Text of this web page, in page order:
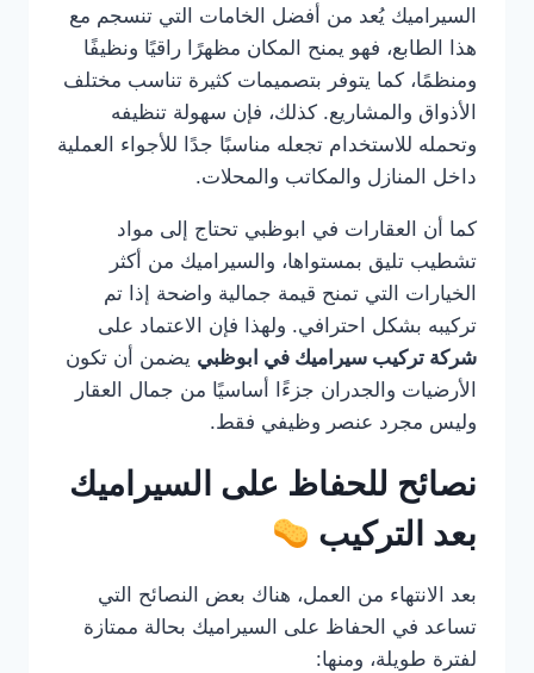
السيراميك يُعد من أفضل الخامات التي تنسجم مع
هذا الطابع، فهو يمنح المكان مظهرًا راقيًا ونظيفًا
ومنظمًا، كما يتوفر بتصميمات كثيرة تناسب مختلف
الأذواق والمشاريع. كذلك، فإن سهولة تنظيفه
وتحمله للاستخدام تجعله مناسبًا جدًا للأجواء العملية
داخل المنازل والمكاتب والمحلات.
كما أن العقارات في ابوظبي تحتاج إلى مواد
تشطيب تليق بمستواها، والسيراميك من أكثر
الخيارات التي تمنح قيمة جمالية واضحة إذا تم
تركيبه بشكل احترافي. ولهذا فإن الاعتماد على
شركة تركيب سيراميك في ابوظبي يضمن أن تكون
الأرضيات والجدران جزءًا أساسيًا من جمال العقار
وليس مجرد عنصر وظيفي فقط.
نصائح للحفاظ على السيراميك
بعد التركيب
بعد الانتهاء من العمل، هناك بعض النصائح التي
تساعد في الحفاظ على السيراميك بحالة ممتازة
لفترة طويلة، ومنها: